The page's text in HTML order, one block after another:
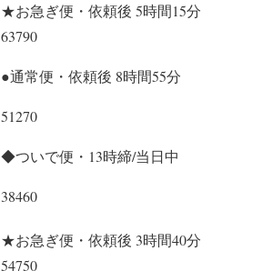
★お急ぎ便・依頼後 5時間15分
63790
●通常便・依頼後 8時間55分
51270
◆ついで便・13時締/当日中
38460
★お急ぎ便・依頼後 3時間40分
54750